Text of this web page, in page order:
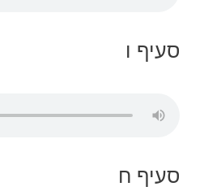
סעיף ו
סעיף ח